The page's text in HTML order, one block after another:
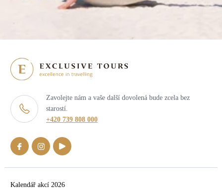
Zavolejte nám a vaše další dovolená bude zcela bez
starostí.
+420 739 808 000
Kalendář akcí 2026